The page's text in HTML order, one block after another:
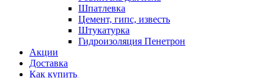
Шпатлевка
Цемент, гипс, известь
Штукатурка
Гидроизоляция Пенетрон
Акции
Доставка
Как купить